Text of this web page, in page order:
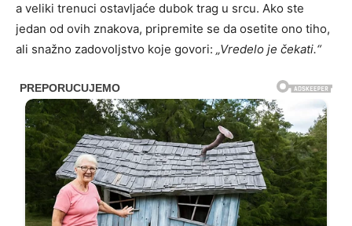
a veliki trenuci ostavljaće dubok trag u srcu. Ako ste
jedan od ovih znakova, pripremite se da osetite ono tiho,
ali snažno zadovoljstvo koje govori: „Vredelo je čekati.“